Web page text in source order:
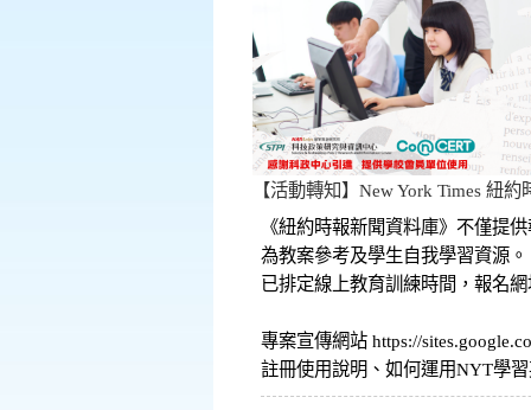
【活動轉知】New York Times 紐
《紐約時報新聞資料庫》不僅提
為教案參考及學生自我學習資源。
已排定線上教育訓練時間，報名
專案宣傳網站 https://
註冊使用說明、如何運用NYT學